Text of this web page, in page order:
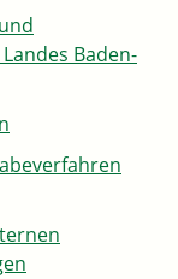
Baden-